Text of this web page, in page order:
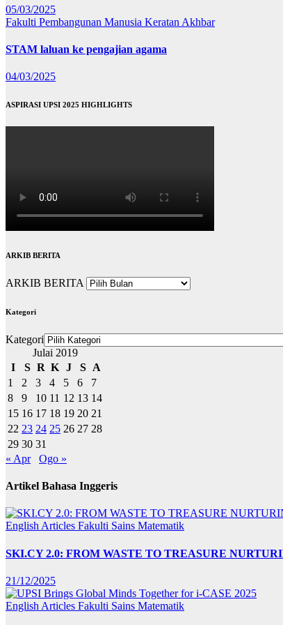
05/03/2025
Fakulti Pembangunan Manusia Keratan Akhbar
STAM laluan ke pengajian agama
04/03/2025
ASPIRASI UPSI 2025 HIGHLIGHTS
ARKIB BERITA
ARKIB BERITA
Kategori
Kategori
Julai 2019
I
S R K J S
A
1
2 3 4 5 6
7
8
9 10 11 12 13 14
15 16 17 18 19 20 21
22 23 24 25 26 27 28
29 30 31
« Apr
Ogo »
Artikel Bahasa Inggeris
English Articles Fakulti Sains Matematik
SKI.CY 2.0: FROM WASTE TO TREASURE
21/12/2025
English Articles Fakulti Sains Matematik